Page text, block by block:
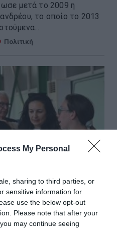
My Personal
sharing to third parties, or
sensitive information for
use the below opt-out
Please note that after your
may continue seeing
μετά το 2009 η
το οποίο το 2013
Πολιτική
σταθμό